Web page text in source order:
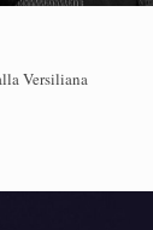
Versiliana